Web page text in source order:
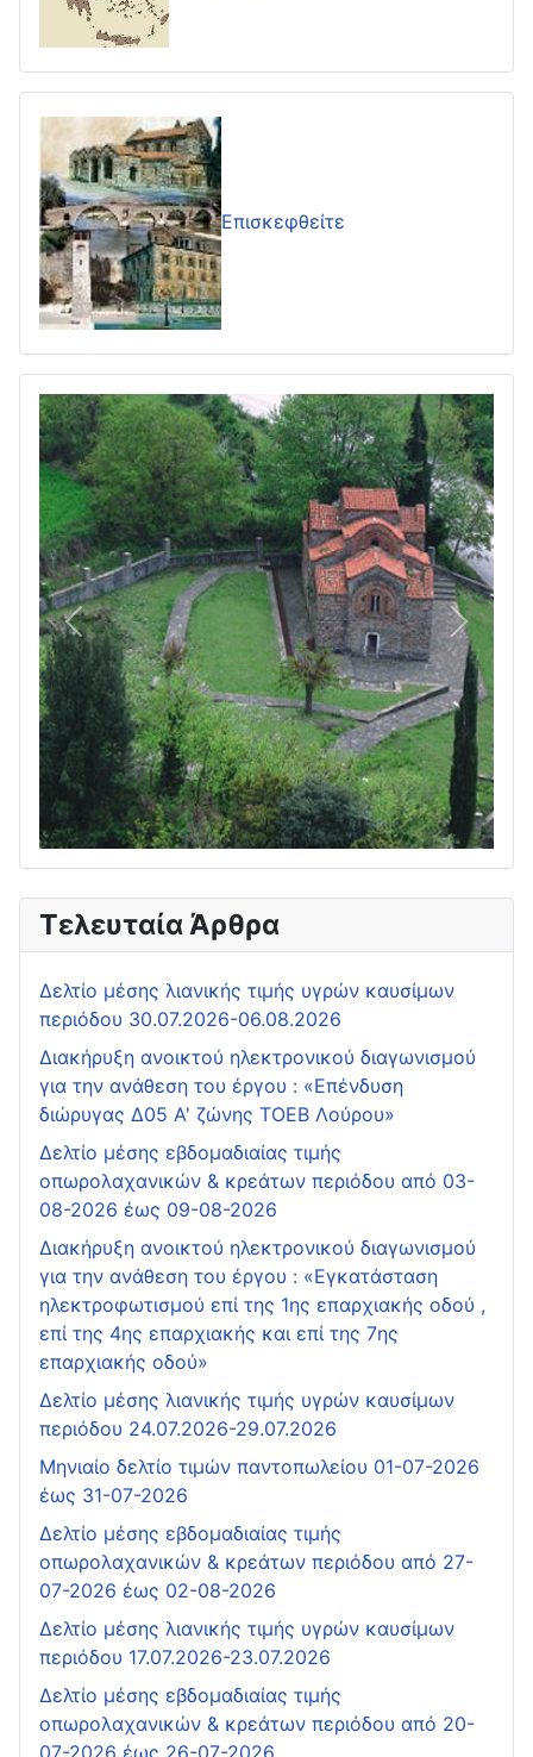
Επισκεφθείτε
Πίσω
Τελευταία Άρθρα
Δελτίο μέσης λιανικής τιμής υγρών καυσίμων
περιόδου 30.07.2026-06.08.2026
Διακήρυξη ανοικτού ηλεκτρονικού διαγωνισμού
για την ανάθεση του έργου : «Επένδυση
διώρυγας Δ05 Α' ζώνης ΤΟΕΒ Λούρου»
Δελτίο μέσης εβδομαδιαίας τιμής
οπωρολαχανικών & κρεάτων περιόδου από 03-
08-2026 έως 09-08-2026
Διακήρυξη ανοικτού ηλεκτρονικού διαγωνισμού
για την ανάθεση του έργου : «Εγκατάσταση
ηλεκτροφωτισμού επί της 1ης επαρχιακής οδού ,
επί της 4ης επαρχιακής και επί της 7ης
επαρχιακής οδού»
Δελτίο μέσης λιανικής τιμής υγρών καυσίμων
περιόδου 24.07.2026-29.07.2026
Μηνιαίο δελτίο τιμών παντοπωλείου 01-07-2026
έως 31-07-2026
Δελτίο μέσης εβδομαδιαίας τιμής
οπωρολαχανικών & κρεάτων περιόδου από 27-
07-2026 έως 02-08-2026
Δελτίο μέσης λιανικής τιμής υγρών καυσίμων
περιόδου 17.07.2026-23.07.2026
Δελτίο μέσης εβδομαδιαίας τιμής
οπωρολαχανικών & κρεάτων περιόδου από 20-
07-2026 έως 26-07-2026